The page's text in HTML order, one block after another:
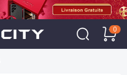
0